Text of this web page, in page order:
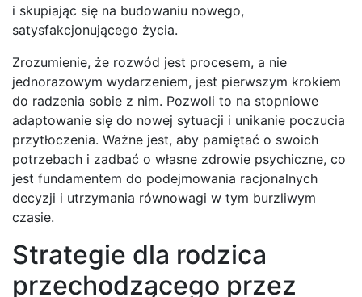
i skupiając się na budowaniu nowego,
satysfakcjonującego życia.
Zrozumienie, że rozwód jest procesem, a nie
jednorazowym wydarzeniem, jest pierwszym krokiem
do radzenia sobie z nim. Pozwoli to na stopniowe
adaptowanie się do nowej sytuacji i unikanie poczucia
przytłoczenia. Ważne jest, aby pamiętać o swoich
potrzebach i zadbać o własne zdrowie psychiczne, co
jest fundamentem do podejmowania racjonalnych
decyzji i utrzymania równowagi w tym burzliwym
czasie.
Strategie dla rodzica
przechodzącego przez